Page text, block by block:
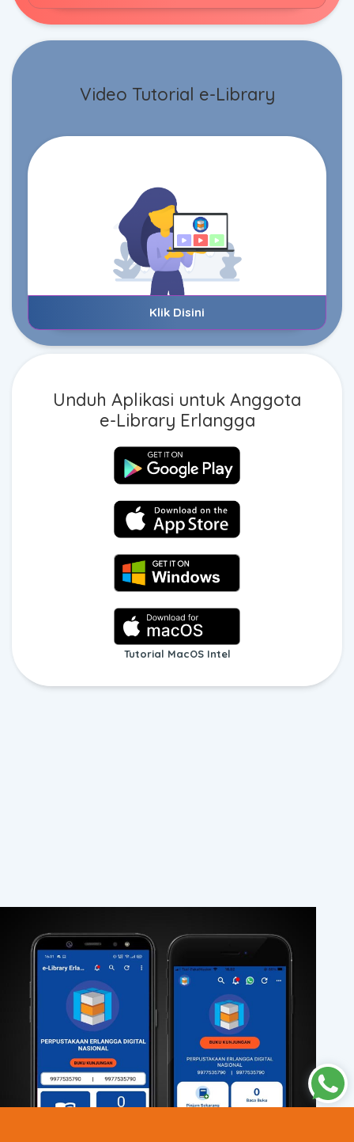
Video Tutorial e-Library
Klik Disini
Unduh Aplikasi untuk Anggota
e-Library Erlangga
Tutorial MacOS Intel